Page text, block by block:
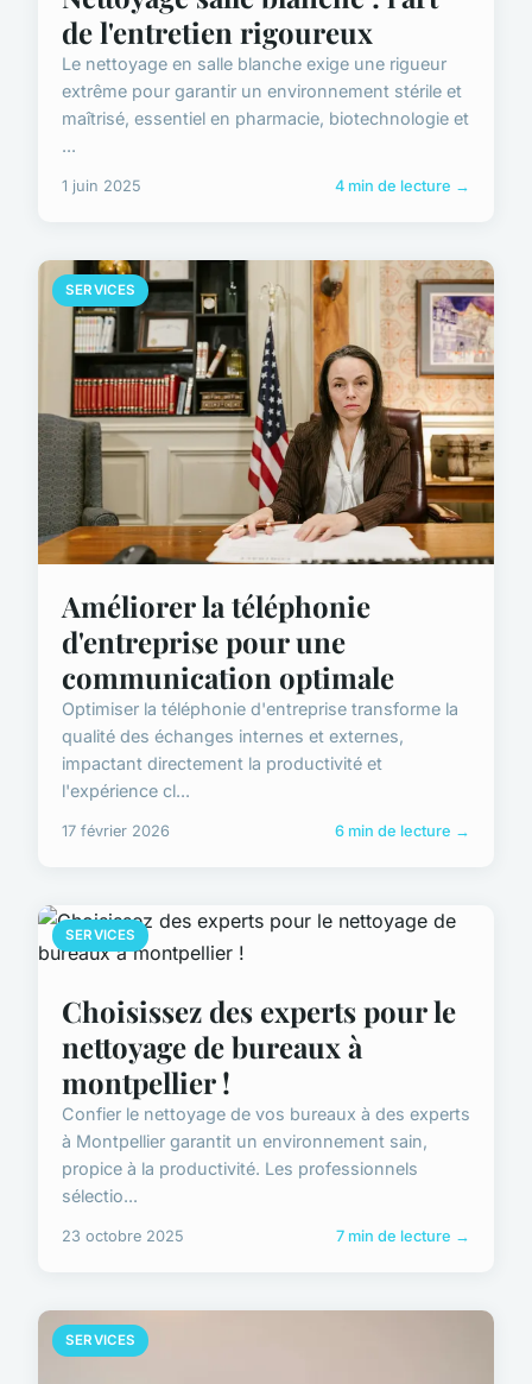
de l'entretien rigoureux
Le nettoyage en salle blanche exige une rigueur
extrême pour garantir un environnement stérile et
maîtrisé, essentiel en pharmacie, biotechnologie et
...
1 juin 2025 4 min de lecture →
SERVICES
Améliorer la téléphonie
d'entreprise pour une
communication optimale
Optimiser la téléphonie d'entreprise transforme la
qualité des échanges internes et externes,
impactant directement la productivité et
l'expérience cl...
17 février 2026 6 min de lecture →
SERVICES
Choisissez des experts pour le
nettoyage de bureaux à
montpellier !
Confier le nettoyage de vos bureaux à des experts
à Montpellier garantit un environnement sain,
propice à la productivité. Les professionnels
sélectio...
23 octobre 2025 7 min de lecture →
SERVICES